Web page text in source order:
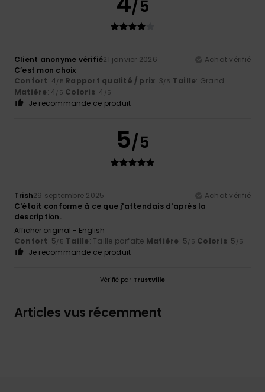
/5
Client anonyme vérifié21 janvier 2026
Achat vérifié
C’est mon choix
Confort: 4/5 Rapport qualité / prix: 3/5 Taille: Grand
Matière: 4/5 Coloris: 4 /5
Je recommande ce produit
5/5
Trish29 septembre 2025
Achat vérifié
C'était conforme à ce que j'attendais d'après la
description.
Afficher original - English
Confort: 5/5 Taille: Taille parfaite Matière: 5/5 Coloris: 5 /5
Je recommande ce produit
Vérifié par TrustVille
Articles vus récemment